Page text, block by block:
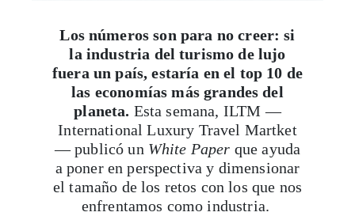
Los números son para no creer: si
la industria del turismo de lujo
fuera un país, estaría en el top 10 de
las economías más grandes del
planeta. Esta semana, ILTM —
International Luxury Travel Martket
— publicó un White Paper que ayuda
a poner en perspectiva y dimensionar
el tamaño de los retos con los que nos
enfrentamos como industria.